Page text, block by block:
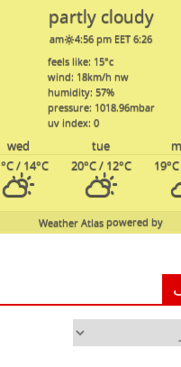
partly cloudy
6:26 am
4:56 pm EET
feels like: 15°c
wind: 18km/h nw
humidity: 57%
pressure: 1018.96mbar
uv index: 0
tue
wed
19°C
20°C/ 12°C
°C/ 14°C
powered by
Weather Atlas